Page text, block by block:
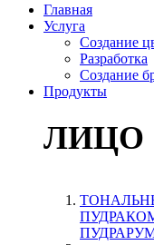
Главная
Услуга
Создание
Разработка
Создание
Продукты
ЛИЦО
ПУДРА
ПУДРА